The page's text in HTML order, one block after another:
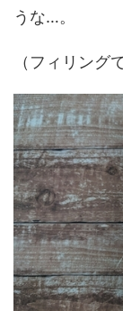
うな…。
（フィリング